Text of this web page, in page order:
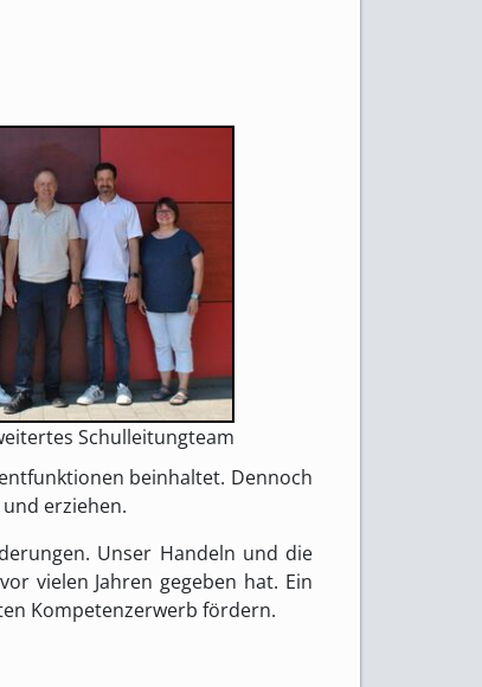
Schulleitungteam
beinhaltet. Dennoch
erziehen.
Unser Handeln und die
vielen Jahren gegeben hat. Ein
Kompetenzerwerb fördern.